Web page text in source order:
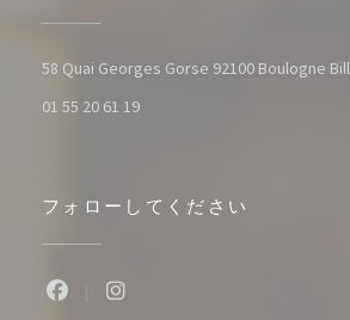
58 Quai Georges Gorse 92100 Boulogne
01 55 20 61 19
フォローしてください